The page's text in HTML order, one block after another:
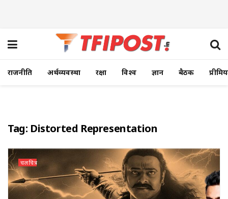
राजनीति अर्थव्यवस्था रक्षा विश्व ज्ञान बैठक
Tag: Distorted Representation
चलचित्र